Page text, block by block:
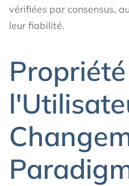
vérifiées par consensus,
leur fiabilité.